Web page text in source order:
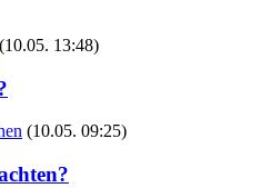
(10.05. 13:48)
(10.05. 09:25)